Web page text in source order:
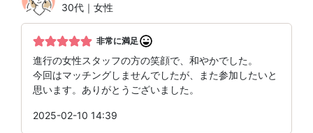
30代｜女性
非常に満足
進行の女性スタッフの方の笑顔で、和やかでした。
今回はマッチングしませんでしたが、また参加したいと
思います。ありがとうございました。
2025-02-10 14:39